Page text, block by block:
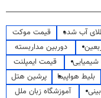
آب شده
قیمت موکت
دوربین مداربسته
قیمت ایمپلنت
بلیط هواپیما
پرشین هتل
آموزشگاه زبان ملل